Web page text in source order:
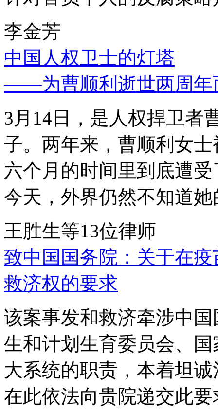
李金芳
中国人权卫士的灯塔
——为曹顺利逝世两周年
3月14日，是人权捍卫者
子。两年来，曹顺利女
六个月的时间里到底遭
今天，外界仍然不知道
王胜生等13位律师
致中国国务院：关于在
救济权的要求
该案事发和救济牵涉中
生和计划生育委员会、
大系统的职责，本着坦
在此依法向贵院递交此要